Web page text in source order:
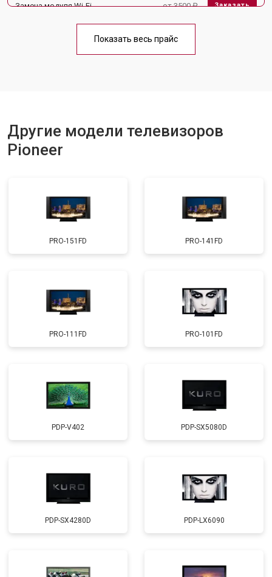
Замена модуля Wi-Fi от 3500 ₽ Заказать
Ремонт блока управления от 3100 ₽
Прошивка от 3900 ₽ Заказать
Замена трансформаторов
подсветки
Показать весь прайс
Другие модели телевизоров
Pioneer
PRO-151FD PRO-141FD
PRO-111FD PRO-101FD
PDP-V402 PDP-SX5080D
PDP-SX4280D PDP-LX6090